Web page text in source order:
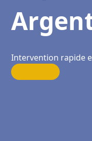
Intervention rapide